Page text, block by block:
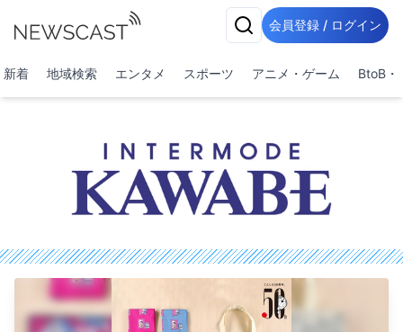
会員登録 / ログイン
新着 地域検索 エンタメ スポーツ アニメ・ゲーム BtoB・